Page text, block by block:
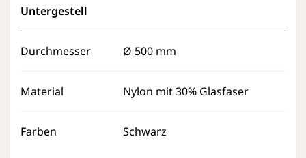
Untergestell
Durchmesser Ø 500 mm
Material Nylon mit 30% Glasfaser
Farben Schwarz